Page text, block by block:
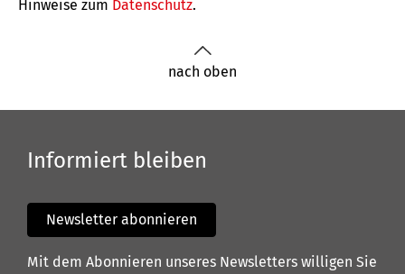
Hinweise zum Datenschutz.
nach oben
Informiert bleiben
Newsletter abonnieren
Mit dem Abonnieren unseres Newsletters willigen Sie